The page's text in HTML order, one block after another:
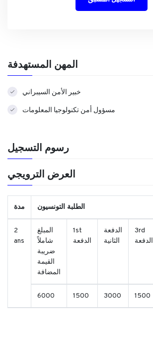
المهن المستهدفة
خبير الأمن السيبراني
مسؤول أمن تكنولوجيا المعلومات
رسوم التسجيل
العرض الترويجي
مدة الطلبة التونسيون
2
ans
المبلغ
شاملاً
ضريبة
القيمة
المضافة
1st
الدفعة
الدفعة
الثانية
3rd
الدفعة
6000 1500 3000 1500